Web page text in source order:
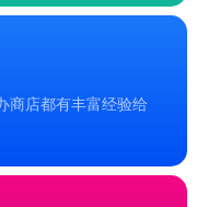
商店都有丰富经验给